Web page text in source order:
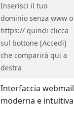
Inserisci il tuo
dominio senza www o
https:// quindi clicca
sul bottone [Accedi]
che comparirà qui a
destra
Interfaccia webmail
moderna e intuitiva